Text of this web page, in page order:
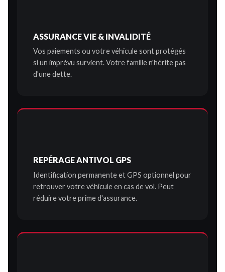
ASSURANCE VIE & INVALIDITÉ
Vos paiements ou votre véhicule sont protégés
si un imprévu survient. Votre famille n'hérite pas
d'une dette.
REPÉRAGE ANTIVOL GPS
Identification permanente et GPS optionnel pour
retrouver votre véhicule en cas de vol. Peut
réduire votre prime d'assurance.